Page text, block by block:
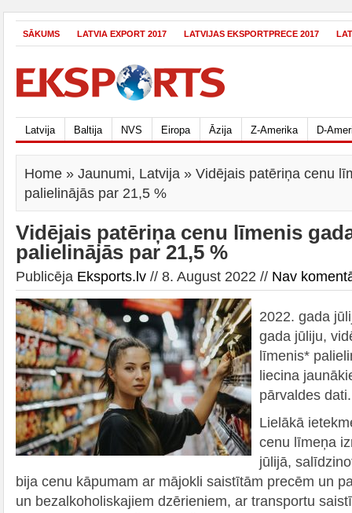
SĀKUMS LATVIA EXPORT 2017 LATVIJAS EKSPORTPRECE 2017
Latvija Baltija NVS Eiropa Āzija Z-Amerika D-
Home » Jaunumi, Latvija » Vidējais patēriņa cenu
palielinājās par 21,5 %
Vidējais patēriņa cenu līmenis
palielinājās par 21,5 %
Publicēja Eksports.lv // 8. August 2022 // Nav
2022. gada
gada jūliju,
līmenis*
liecina
pārvaldes dati.
Lielākā
cenu līmeņa
jūlijā,
bija cenu kāpumam ar mājokli saistītām precēm un
un bezalkoholiskajiem dzērieniem, ar transportu